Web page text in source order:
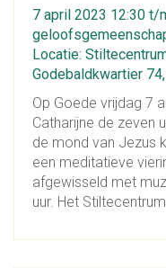
7 april 2023 12:30 t/
Locatie:
Godebaldkwartier
Op Goede vrijdag 7
Catharijne de zeven
de mond van Jezus
een meditatieve
afgewisseld met
uur. Het